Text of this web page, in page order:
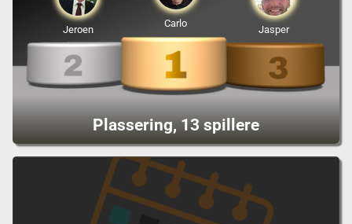
Plassering, 13 spillere
Carlo
Jeroen Jasper